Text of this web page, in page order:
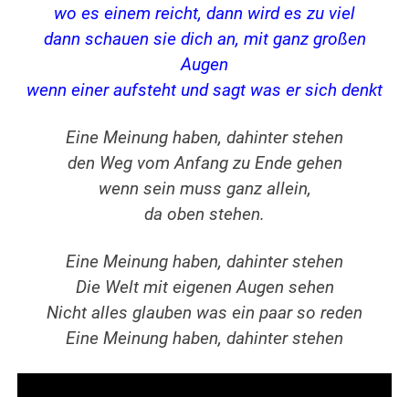
wo es einem reicht, dann wird es zu viel
dann schauen sie dich an, mit ganz großen
Augen
wenn einer aufsteht und sagt was er sich denkt
Eine Meinung haben, dahinter stehen
den Weg vom Anfang zu Ende gehen
wenn sein muss ganz allein,
da oben stehen.
Eine Meinung haben, dahinter stehen
Die Welt mit eigenen Augen sehen
Nicht alles glauben was ein paar so reden
Eine Meinung haben, dahinter stehen